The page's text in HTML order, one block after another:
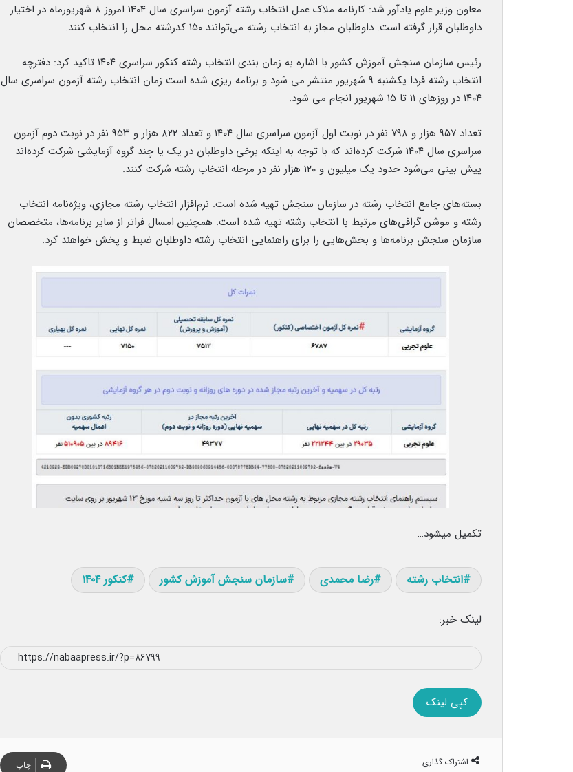
معاون وزیر علوم یادآور شد: کارنامه ملاک عمل انتخاب رشته آزمون سراسری سال ۱۴۰۴ امروز ۸ شهریورماه در اختیار
داوطلبان قرار گرفته است. داوطلبان مجاز به انتخاب رشته می‌توانند ۱۵۰ کدرشته محل را انتخاب کنند.
رئیس سازمان سنجش آموزش کشور با اشاره به زمان بندی انتخاب رشته کنکور سراسری ۱۴۰۴ تاکید کرد: دفترچه
انتخاب رشته فردا یکشنبه ۹ شهریور منتشر می شود و برنامه ریزی شده است زمان انتخاب رشته آزمون سراسری سال
۱۴۰۴ در روزهای ۱۱ تا ۱۵ شهریور انجام می شود.
تعداد ۹۵۷ هزار و ۷۹۸ نفر در نوبت اول آزمون سراسری سال ۱۴۰۴ و تعداد ۸۲۲ هزار و ۹۵۳ نفر در نوبت دوم آزمون
سراسری سال ۱۴۰۴ شرکت کرده‌اند که با توجه به اینکه برخی داوطلبان در یک یا چند گروه آزمایشی شرکت کرده‌اند
پیش بینی می‌شود حدود یک میلیون و ۱۲۰ هزار نفر در مرحله انتخاب رشته شرکت کنند.
بسته‌های جامع انتخاب رشته در سازمان سنجش تهیه شده است. نرم‌افزار انتخاب رشته مجازی، ویژه‌نامه انتخاب
رشته و موشن گرافی‌های مرتبط با انتخاب رشته تهیه شده است. همچنین امسال فراتر از سایر برنامه‌ها، متخصصان
سازمان سنجش برنامه‌ها و بخش‌هایی را برای راهنمایی انتخاب رشته داوطلبان ضبط و پخش خواهند کرد.
تکمیل میشود…
انتخاب رشته رضا محمدی سازمان سنجش آموزش کشور کنکور ۱۴۰۴
لینک خبر:
کپی لینک
اشتراک گذاری چاپ